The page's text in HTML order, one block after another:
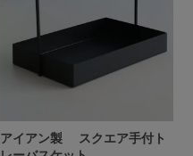
アイアン製 スクエア手付ト